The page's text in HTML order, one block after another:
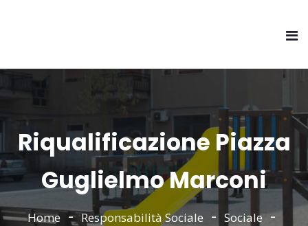
Riqualificazione Piazza
Guglielmo Marconi
Home Responsabilità Sociale
Sociale